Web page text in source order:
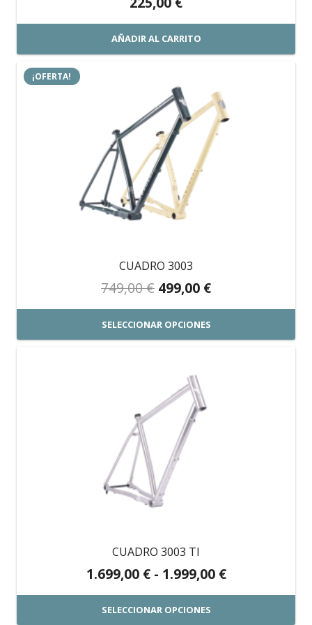
AÑADIR AL CARRITO
¡OFERTA!
CUADRO 3003
749,00€ El
precio
original
era:
499,00 €El
precio
es:
SELECCIONAR OPCIONES
tiene
múltiples
variantes.
opciones
se
pueden
en
página
CUADRO 3003 TI
1.699,00 € - 1.999,00 €Rango
de
SELECCIONAR OPCIONES